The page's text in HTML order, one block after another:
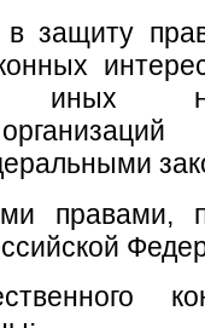
защиту
правами,